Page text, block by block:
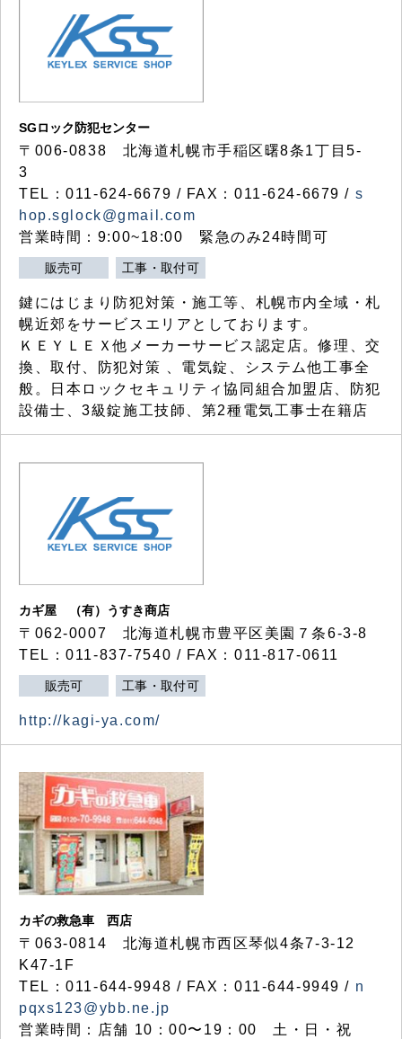
SGロック防犯センター
〒006-0838 北海道札幌市手稲区曙8条1丁目5-
3
TEL：011-624-6679 / FAX：011-624-6679 / s
hop.sglock@gmail.com
営業時間：9:00~18:00 緊急のみ24時間可
販売可 工事・取付可
鍵にはじまり防犯対策・施工等、札幌市内全域・札
幌近郊をサービスエリアとしております。
ＫＥＹＬＥＸ他メーカーサービス認定店。修理、交
換、取付、防犯対策 、電気錠、システム他工事全
般。日本ロックセキュリティ協同組合加盟店、防犯
設備士、3級錠施工技師、第2種電気工事士在籍店
カギ屋 （有）うすき商店
〒062-0007 北海道札幌市豊平区美園７条6-3-8
TEL：011-837-7540 / FAX：011-817-0611
販売可 工事・取付可
http://kagi-ya.com/
カギの救急車 西店
〒063-0814 北海道札幌市西区琴似4条7-3-12
K47-1F
TEL：011-644-9948 / FAX：011-644-9949 / n
pqxs123@ybb.ne.jp
営業時間：店舗 10：00〜19：00 土・日・祝